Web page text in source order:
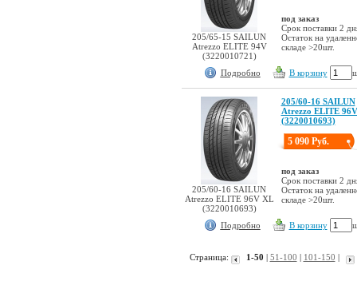
205/65-15 SAILUN
Atrezzo ELITE 94V
(3220010721)
под заказ
Срок поставки 2
Остаток на
складе >20шт.
Подробно В корзину
205/60-16 SAILUN
Atrezzo ELITE 96V XL
(3220010693)
205/60-16 SAILUN
Atrezzo ELITE
(3220010693)
5 090 Руб.
под заказ
Срок поставки 2
Остаток на
складе >20шт.
Подробно В корзину
Страница: 1-50 | 51-100 | 101-150 |